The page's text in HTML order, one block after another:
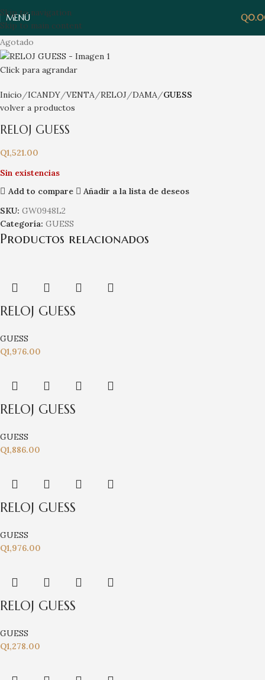
Skip to navigation
Skip to main content
MENÚ Q
Agotado
Click para agrandar
Inicio ICANDY VENTA RELOJ DAMA
GUESS
volver a productos
RELOJ GUESS
Q1,521.00
Sin existencias
Add to compare
Añadir a la lista de deseos
SKU: GW0948L2
Categoría: GUESS
Productos relacionados
RELOJ GUESS
GUESS
Q1,976.00
RELOJ GUESS
GUESS
Q1,886.00
RELOJ GUESS
GUESS
Q1,976.00
RELOJ GUESS
GUESS
Q1,278.00